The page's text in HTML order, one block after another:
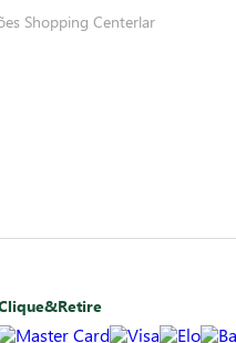
Shopping Centerlar